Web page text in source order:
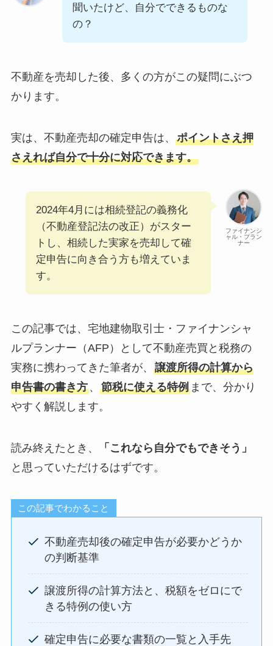
聞いたけど、自分でできるものな
の？
不動産を売却した後、多くの方がこの疑問にぶつ
かります。
実は、不動産売却の確定申告は、 ポイントさえ押
さえれば自分で十分に対応できます。
ファイナンシ
ャル・プラン
ナー
2024年4月には相続登記の義務化
（不動産登記法の改正）がスター
トし、相続した実家を売却して確
定申告に向き合う方も増えていま
す。
この記事では、宅地建物取引士・ファイナンシャ
ルプランナー（AFP）として不動産売買と税務の
実務に携わってきた筆者が、 譲渡所得の計算から
申告書の書き方、 節税に使える特例まで、分かり
やすく解説します。
読み終えたとき、
「これなら自分でもできそう」
と思っていただけるはずです。
この記事でわかること
不動産売却後の確定申告が必要かどうか
の判断基準
譲渡所得の計算方法と、税額をゼロにで
きる特例の使い方
確定申告に必要な書類の一覧と入手先